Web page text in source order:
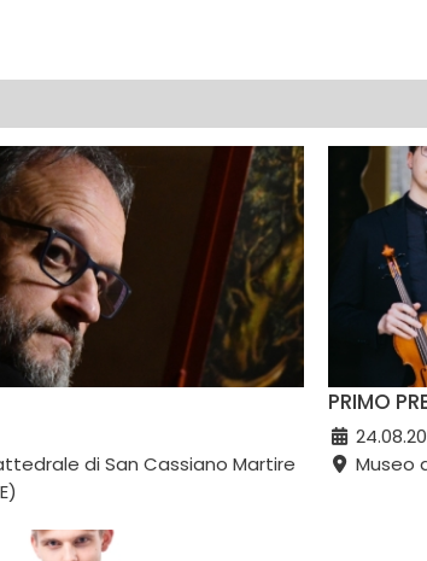
di San Cassiano Martire
PRIMO
Museo